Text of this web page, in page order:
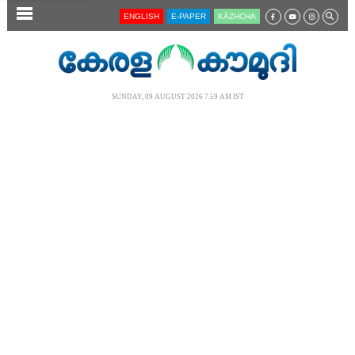
SECTIONS ENGLISH E-PAPER KĀZHCHA
SUNDAY, 09 AUGUST 2026 7.59 AM IST